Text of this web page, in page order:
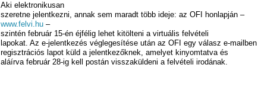
Aki elektronikusan
szeretne jelentkezni, annak sem maradt több ideje: az OFI honlapján –
www.felvi.hu –
szintén február 15-én éjfélig lehet kitölteni a virtuális felvételi
lapokat. Az e-jelentkezés véglegesítése után az OFI egy válasz e-mailben
regisztrációs lapot küld a jelentkezőknek, amelyet kinyomtatva és
aláírva február 28-ig kell postán visszaküldeni a felvételi irodának.